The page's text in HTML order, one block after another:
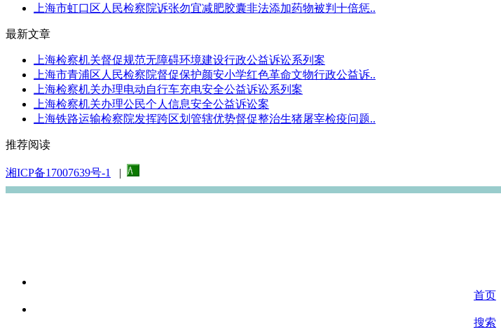
上海市虹口区人民检察院诉张勿宜减肥胶囊非法添加药物被判十倍惩..
最新文章
上海检察机关督促规范无障碍环境建设行政公益诉讼系列案
上海市青浦区人民检察院督促保护颜安小学红色革命文物行政公益诉..
上海检察机关办理电动自行车充电安全公益诉讼系列案
上海检察机关办理公民个人信息安全公益诉讼案
上海铁路运输检察院发挥跨区划管辖优势督促整治生猪屠宰检疫问题..
推荐阅读
湘ICP备17007639号-1 |
首页
搜索